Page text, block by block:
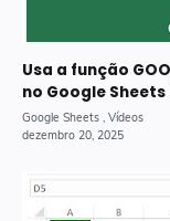
Usa a função
no Google